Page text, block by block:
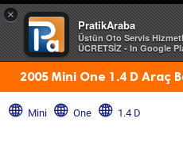
×
PratikAraba
Üstün Oto Servis
ÜCRETSİZ - In Google
2005 Mini One 1.4 D Araç
Mini One 1.4 D